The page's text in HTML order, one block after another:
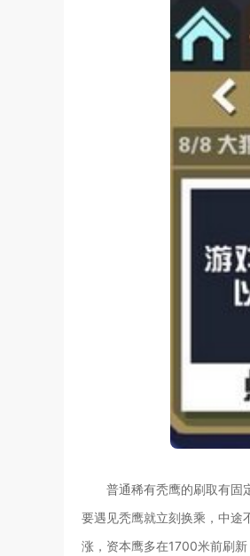
普通稀有秃鹰的刷取有固
要遇见秃鹰就立刻换乘，中途
涨，资本鹰多在1700米前刷